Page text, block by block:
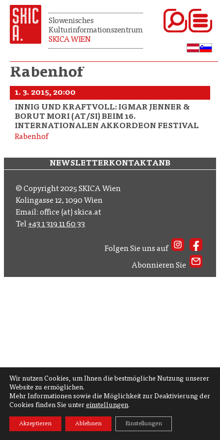
Slowenisches
Kulturinformationszentrum
SKICA WIEN
Rabenhof
1. 3. 2015, 20:00
INNIG UND KRAFTVOLL: IGMAR JENNER &
BORUT MORI (AT/SI) BEIM 16.
INTERNATIONALEN AKKORDEON FESTIVAL
Rabenhof
Wir nutzen Cookies, um Ihnen die bestmögliche Nutzung unserer
Website zu ermöglichen.
Mehr Informationen sowie die Möglichkeit zur Deaktivierung der
Cookies finden Sie unter einstellungen.
Akzeptieren Ablehnen Einstellungen
NEWSLETTERKONTAKTANB
© Copyright 2025 SKICA Wien
Kolingasse 12, 1090 Wien
Email: office (at) skica.at
Tel+43 1 319 11 60 33
Folgen Sie uns auf
Abonnieren Sie